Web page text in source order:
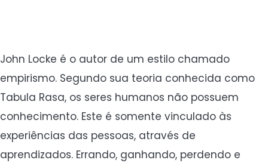
John Locke é o autor de um estilo chamado
empirismo. Segundo sua teoria conhecida como
Tabula Rasa, os seres humanos não possuem
conhecimento. Este é somente vinculado às
experiências das pessoas, através de
aprendizados. Errando, ganhando, perdendo e